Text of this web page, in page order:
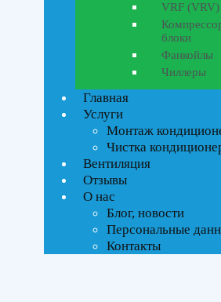
VRF
блоки
Фанкойлы
Чиллеры
Главная
Услуги
Монтаж
Чистка
Вентиляция
Отзывы
О нас
Блог, новости
Персональные
Контакты
Текстовый поиск
On-Off стандартное
Ballu(1)